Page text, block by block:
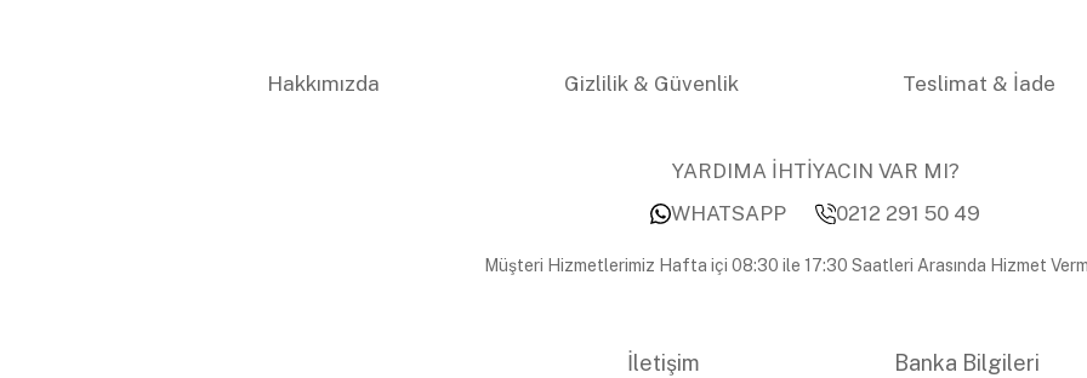
Hakkımızda Gizlilik & Güvenlik Teslimat & İade
YARDIMA İHTİYACIN VAR MI?
WHATSAPP
0212 291 50 49
Müşteri Hizmetlerimiz Hafta içi 08:30 ile 17:30 Saatleri Arasında Hizmet
İletişim Banka Bilgileri